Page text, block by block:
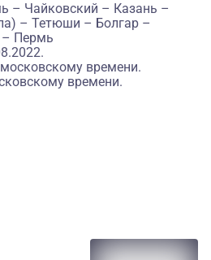
– Чайковский – Казань –
– Тетюши – Болгар –
– Пермь
времени.
времени.